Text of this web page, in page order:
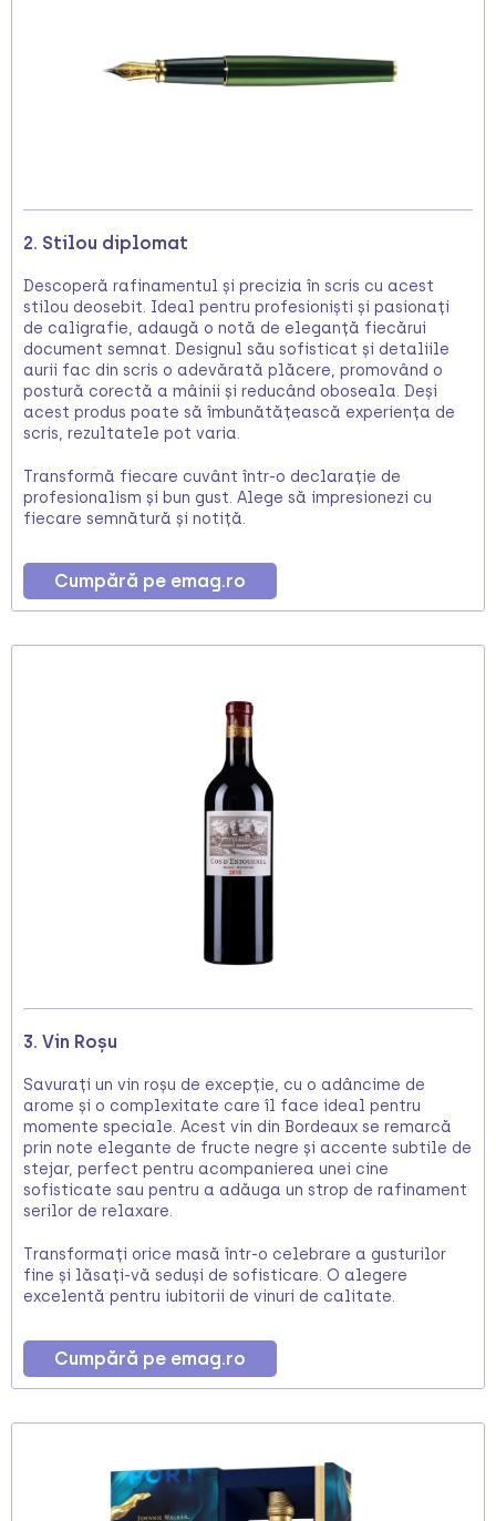
2. Stilou diplomat
Descoperă rafinamentul și precizia în scris cu acest
stilou deosebit. Ideal pentru profesioniști și pasionați
de caligrafie, adaugă o notă de eleganță fiecărui
document semnat. Designul său sofisticat și detaliile
aurii fac din scris o adevărată plăcere, promovând o
postură corectă a mâinii și reducând oboseala. Deși
acest produs poate să îmbunătățească experiența de
scris, rezultatele pot varia.
Transformă fiecare cuvânt într-o declarație de
profesionalism și bun gust. Alege să impresionezi cu
fiecare semnătură și notiță.
Cumpără pe emag.ro
3. Vin Roșu
Savurați un vin roșu de excepție, cu o adâncime de
arome și o complexitate care îl face ideal pentru
momente speciale. Acest vin din Bordeaux se remarcă
prin note elegante de fructe negre și accente subtile de
stejar, perfect pentru acompanierea unei cine
sofisticate sau pentru a adăuga un strop de rafinament
serilor de relaxare.
Transformați orice masă într-o celebrare a gusturilor
fine și lăsați-vă seduși de sofisticare. O alegere
excelentă pentru iubitorii de vinuri de calitate.
Cumpără pe emag.ro